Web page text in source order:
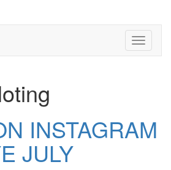
Toggle
INSTAGRAM
JULY